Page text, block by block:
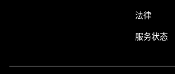
法律
服务状态